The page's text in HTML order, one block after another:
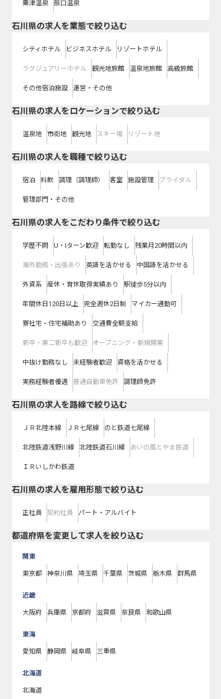
粟津温泉 辰口温泉
石川県の求人を業態で絞り込む
シティホテル ビジネスホテル リゾートホテル
ラグジュアリーホテル 観光地旅館 温泉地旅館 高級旅館
その他宿泊施設 運営・その他
石川県の求人をロケーションで絞り込む
温泉地 市街地 観光地 スキー場 リゾート地
石川県の求人を職種で絞り込む
宿泊 料飲 調理（調理師） 客室 施設管理 ブライダル
管理部門・その他
石川県の求人をこだわり条件で絞り込む
学歴不問 U・Iターン歓迎 転勤なし 残業月20時間以内
海外勤務・出張あり 英語を活かせる 中国語を活かせる
外資系 産休・育休取得実績あり 駅徒歩5分以内
年間休日120日以上 完全週休2日制 マイカー通勤可
寮社宅・住宅補助あり 交通費全額支給
新卒・第二新卒も歓迎 オープニング・新規開業
中抜け勤務なし 未経験者歓迎 資格を活かせる
実務経験者優遇 普通自動車免許 調理師免許
石川県の求人を路線で絞り込む
ＪＲ北陸本線 ＪＲ七尾線 のと鉄道七尾線
北陸鉄道浅野川線 北陸鉄道石川線 あいの風とやま鉄道
ＩＲいしかわ鉄道
石川県の求人を雇用形態で絞り込む
正社員 契約社員 パート・アルバイト
都道府県を変更して求人を絞り込む
関東
東京都 神奈川県 埼玉県 千葉県 茨城県 栃木県 群馬県
近畿
大阪府 兵庫県 京都府 滋賀県 奈良県 和歌山県
東海
愛知県 静岡県 岐阜県 三重県
北海道
北海道